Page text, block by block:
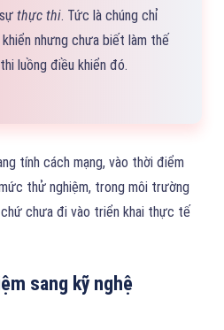
thực thi. Tức là chúng chỉ
nhưng chưa biết làm thế
luồng điều khiển đó.
tính cách mạng, vào thời điểm
thử nghiệm, trong môi trường
chứ chưa đi vào triển khai thực tế
sang kỹ nghệ